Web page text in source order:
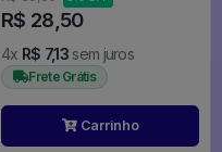
R$ 28,50
4x R$ 7,13 sem juros
Frete Grátis
Carrinho